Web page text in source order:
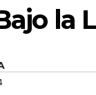
la